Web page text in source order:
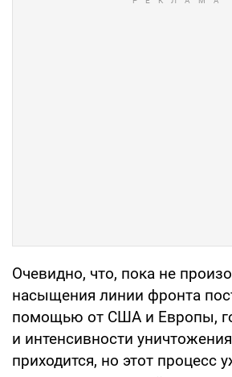
Очевидно, что, пока не
насыщения линии фронта
помощью от США и Европы,
и интенсивности
приходится, но этот процесс